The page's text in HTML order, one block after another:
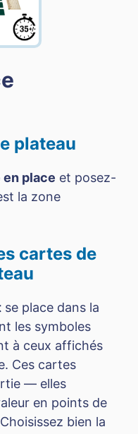
plateau
en place et posez-
la zone
cartes de
se place dans la
les symboles
à ceux affichés
Ces cartes
— elles
en points de
bien la